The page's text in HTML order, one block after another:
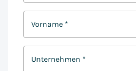
Vorname *
Unternehmen *